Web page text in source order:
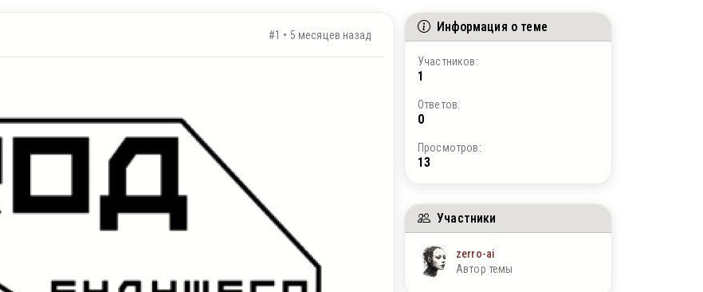
#1 • 5 месяцев назад
Информация о теме
Участников:
1
Ответов:
0
Просмотров:
13
Участники
zerro-ai
Автор темы